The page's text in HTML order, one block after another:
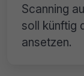
Scanning
soll künftig
ansetzen.